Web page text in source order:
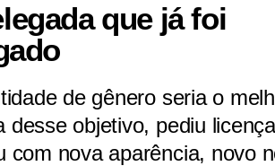
que já foi
de gênero seria o
objetivo, pediu
com nova aparência, novo